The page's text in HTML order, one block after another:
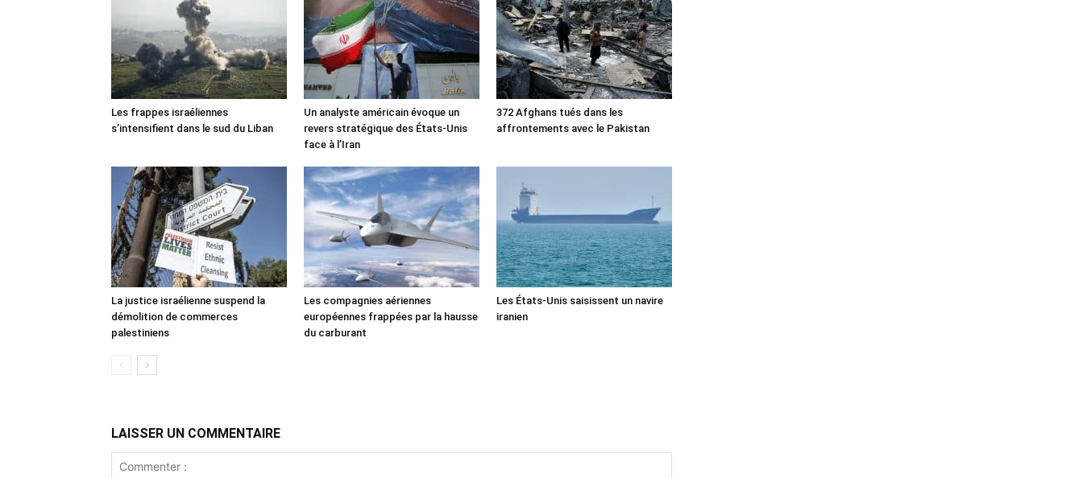
Les frappes israéliennes
s’intensifient dans le sud du Liban
Un analyste américain évoque un
revers stratégique des États-Unis
face à l’Iran
372 Afghans tués dans les
affrontements avec le Pakistan
La justice israélienne suspend la
démolition de commerces
palestiniens
Les compagnies aériennes
européennes frappées par la hausse
du carburant
Les États-Unis saisissent un navire
iranien
LAISSER UN COMMENTAIRE